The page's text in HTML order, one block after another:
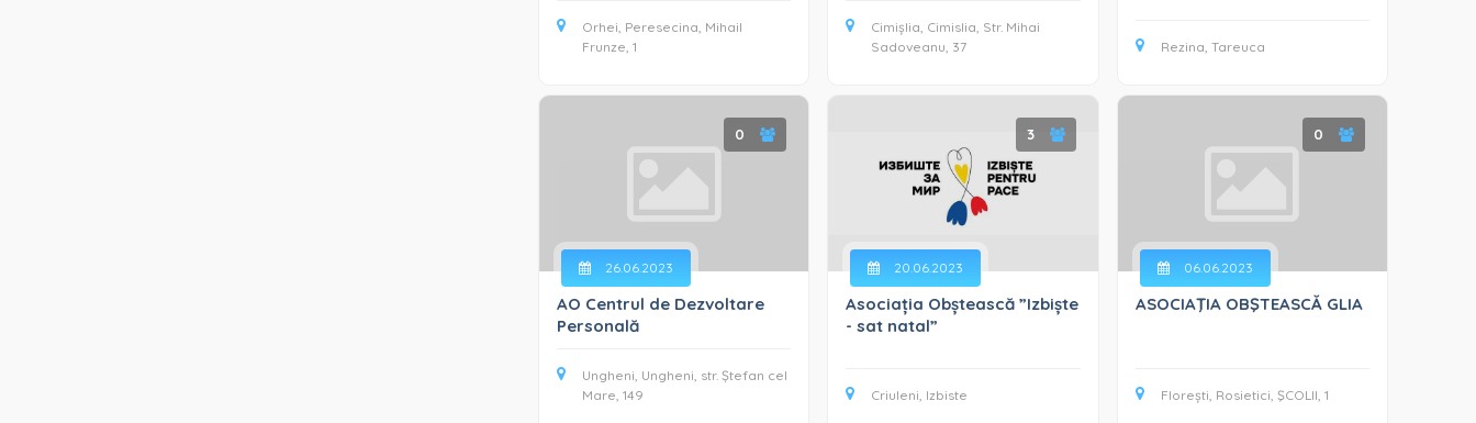
Orhei, Peresecina, Mihail
Frunze, 1
Cimișlia, Cimislia, Str. Mihai
Sadoveanu, 37
Rezina, Tareuca
0
26.06.2023
AO Centrul de Dezvoltare
Personală
Ungheni, Ungheni, str. Ștefan cel
Mare, 149
3
20.06.2023
Asociația Obștească ”Izbiște
- sat natal”
Criuleni, Izbiste
0
06.06.2023
ASOCIAŢIA OBŞTEASCĂ GLIA
Florești, Rosietici, ŞCOLII, 1